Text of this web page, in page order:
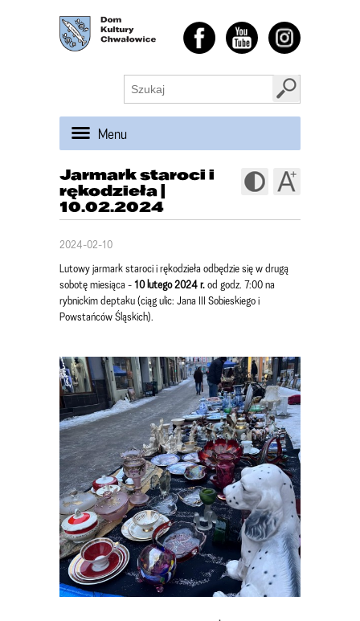
Menu
Jarmark staroci i
rękodzieła |
10.02.2024
2024-02-10
Lutowy jarmark staroci i rękodzieła odbędzie się w drugą
sobotę miesiąca -10 lutego 2024 r.od godz. 7:00 na
rybnickim deptaku (ciąg ulic: Jana III Sobieskiego i
Powstańców Śląskich).